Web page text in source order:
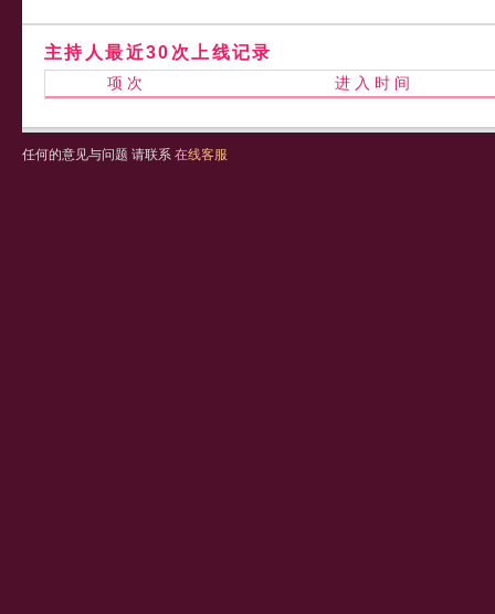
主持人最近30次上线记录
项 次 进 入 时 间
任何的意见与问题 请联系 在线客服